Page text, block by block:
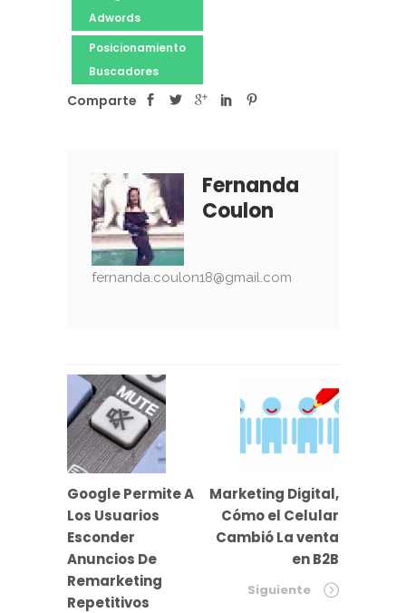
Adwords
Posicionamiento
Buscadores
Comparte
Fernanda
Coulon
fernanda.coulon18@gmail.com
Google Permite A
Los Usuarios
Esconder
Anuncios De
Remarketing
Repetitivos
Marketing Digital,
Cómo el Celular
Cambió La venta
en B2B
Siguiente